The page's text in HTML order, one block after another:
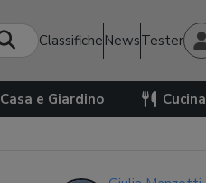
Classifiche NewsTester
Casa e Giardino Cucina